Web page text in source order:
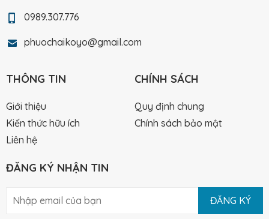
0989.307.776
phuochaikoyo@gmail.com
THÔNG TIN
Giới thiệu
Kiến thức hữu ích
Liên hệ
CHÍNH SÁCH
Quy định chung
Chính sách bảo mật
ĐĂNG KÝ NHẬN TIN
ĐĂNG KÝ